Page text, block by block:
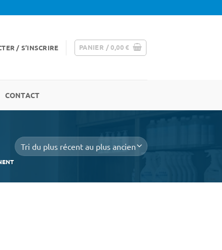
/ S’INSCRIRE PANIER /0,00€
CONTACT